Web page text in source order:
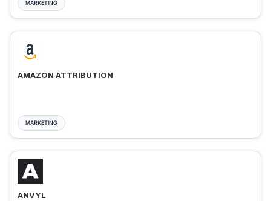
MARKETING
AMAZON ATTRIBUTION
MARKETING
ANVYL